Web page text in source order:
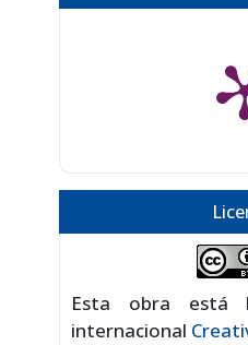
Esta obra está
internacional